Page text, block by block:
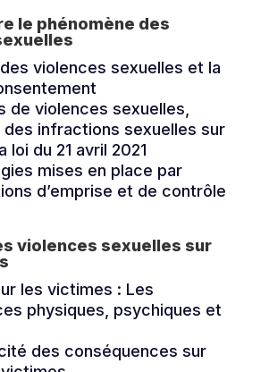
le phénomène des
violences sexuelles et la
de violences sexuelles,
infractions sexuelles sur
loi du 21 avril 2021
mises en place par
d’emprise et de contrôle
violences sexuelles sur
les victimes : Les
physiques, psychiques et
des conséquences sur